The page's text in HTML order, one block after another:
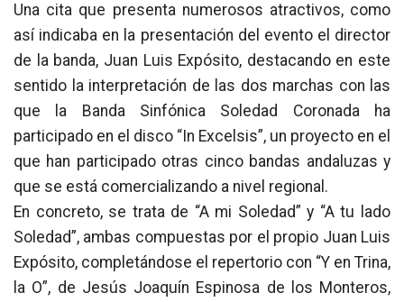
Una cita que presenta numerosos atractivos, como
así indicaba en la presentación del evento el director
de la banda, Juan Luis Expósito, destacando en este
sentido la interpretación de las dos marchas con las
que la Banda Sinfónica Soledad Coronada ha
participado en el disco “In Excelsis”, un proyecto en el
que han participado otras cinco bandas andaluzas y
que se está comercializando a nivel regional.
En concreto, se trata de “A mi Soledad” y “A tu lado
Soledad”, ambas compuestas por el propio Juan Luis
Expósito, completándose el repertorio con “Y en Trina,
la O”, de Jesús Joaquín Espinosa de los Monteros,